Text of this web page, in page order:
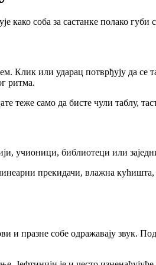
како соба за састанке полако
Клик или ударац потврђују да
ритма.
теже само да бисте чули таблу,
учионици, библиотеци или
прекидачи, влажна
и празне собе одражавају звук.